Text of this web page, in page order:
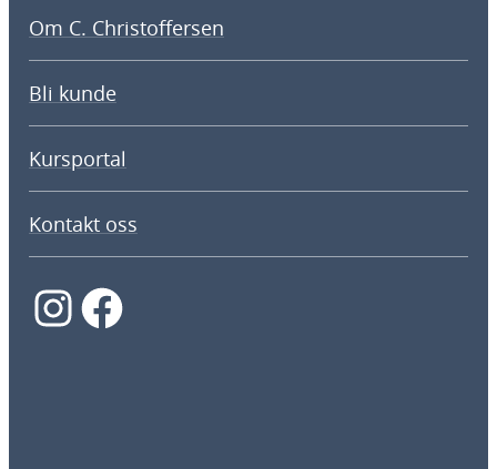
Om C. Christoffersen
Bli kunde
Kursportal
Kontakt oss
InstagramFacebook